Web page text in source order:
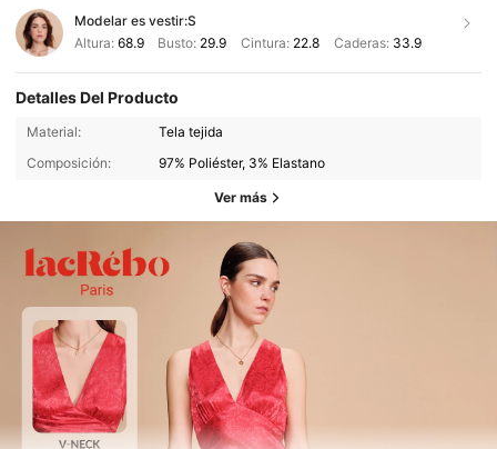
Modelar es vestir:S
Altura: 68.9 Busto: 29.9 Cintura: 22.8 Caderas: 33.9
Detalles Del Producto
Material:
Tela tejida
Composición:
97% Poliéster, 3% Elastano
Ver más
4.69 84K Seguidores